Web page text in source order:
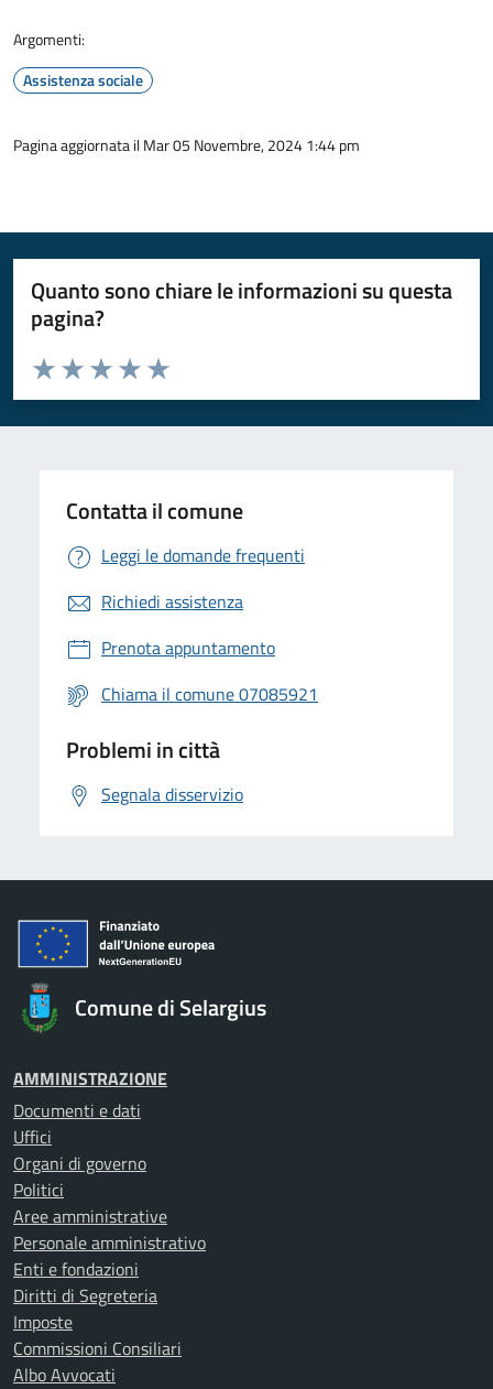
Argomenti:
Assistenza sociale
Pagina aggiornata il Mar 05 Novembre, 2024 1:44 pm
Quanto sono chiare le informazioni su questa
pagina?
Valuta da 1 a 5 stelle la pagina
Valuta 5 stelle su 5
Valuta 4 stelle su 5
Valuta 3 stelle su 5
Valuta 2 stelle su 5
Valuta 1 stelle su 5
Contatta il comune
Leggi le domande frequenti
Richiedi assistenza
Prenota appuntamento
Chiama il comune 07085921
Problemi in città
Segnala disservizio
Comune di Selargius
AMMINISTRAZIONE
Documenti e dati
Uffici
Organi di governo
Politici
Aree amministrative
Personale amministrativo
Enti e fondazioni
Diritti di Segreteria
Imposte
Commissioni Consiliari
Albo Avvocati